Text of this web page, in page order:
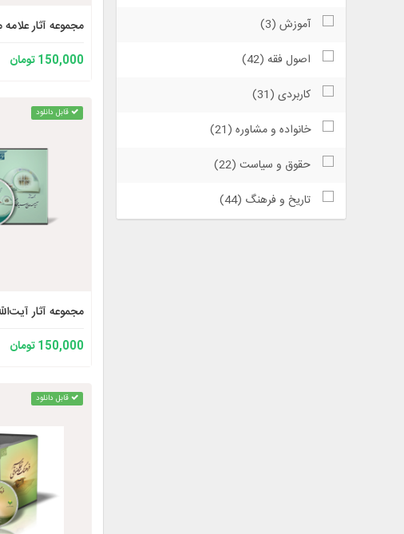
آموزش (3)
اصول فقه (42)
کاربردی (31)
خانواده و مشاوره (21)
حقوق و سیاست (22)
تاریخ و فرهنگ (44)
مجموعه آثار
150,000 تومان
قابل دانلود
مجموعه آثار
150,000 تومان
قابل دانلود